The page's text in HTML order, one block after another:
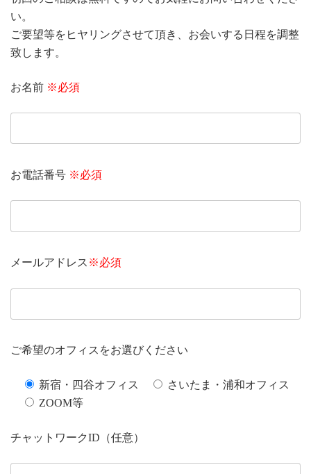
い。
ご要望等をヒヤリングさせて頂き、お会いする日程を調整
致します。
お名前 ※必須
お電話番号 ※必須
メールアドレス ※必須
ご希望のオフィスをお選びください
新宿・四谷オフィス
さいたま・浦和オフィス
ZOOM等
チャットワークID（任意）